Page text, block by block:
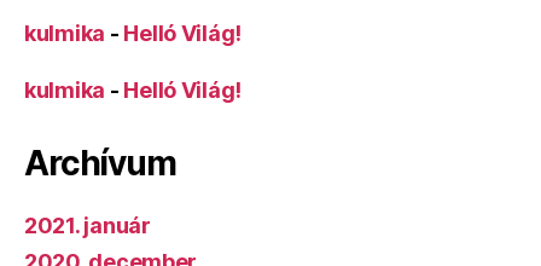
kulmika - Helló Világ!
kulmika - Helló Világ!
Archívum
2021. január